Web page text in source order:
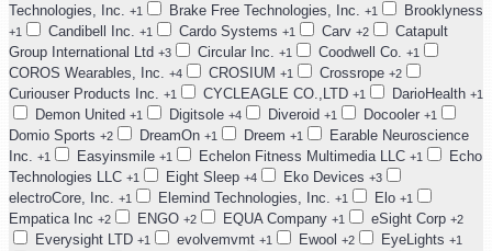
Technologies, Inc. +1 Brake Free Technologies, Inc. +1 Brooklyness
+1 Candibell Inc. +1 Cardo Systems +1 Carv +2
Catapult
Group International Ltd +3 Circular Inc. +1 Coodwell Co. +1
COROS Wearables, Inc. +4 CROSIUM +1 Crossrope +2
Curiouser Products Inc. +1 CYCLEAGLE CO.,LTD +1 DarioHealth +1
Demon United +1 Digitsole +4 Diveroid +1 Docooler +1
Domio Sports +2 DreamOn +1 Dreem +1
Earable Neuroscience
Inc. +1 Easyinsmile +1 Echelon Fitness Multimedia LLC +1
Echo
Technologies LLC +1 Eight Sleep +4 Eko Devices +3
electroCore, Inc. +1 Elemind Technologies, Inc. +1 Elo +1
Empatica Inc +2 ENGO +2 EQUA Company +1 eSight Corp +2
Everysight LTD +1 evolvemvmt +1 Ewool +2 EyeLights +1